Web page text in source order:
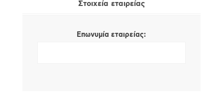
Στοιχεία εταιρείας
Επωνυμία εταιρείας: